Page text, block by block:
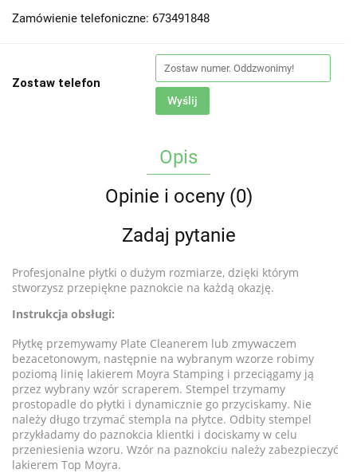
Zamówienie telefoniczne: 673491848
Zostaw telefon
Wyślij
Opis
Opinie i oceny (0)
Zadaj pytanie
Profesjonalne płytki o dużym rozmiarze, dzięki którym
stworzysz przepiękne paznokcie na każdą okazję.
Instrukcja obsługi:
Płytkę przemywamy Plate Cleanerem lub zmywaczem
bezacetonowym, następnie na wybranym wzorze robimy
poziomą linię lakierem Moyra Stamping i przeciągamy ją
przez wybrany wzór scraperem. Stempel trzymamy
prostopadle do płytki i dynamicznie go przyciskamy. Nie
należy długo trzymać stempla na płytce. Odbity stempel
przykładamy do paznokcia klientki i dociskamy w celu
przeniesienia wzoru. Wzór na paznokciu należy zabezpieczyć
lakierem Top Moyra.